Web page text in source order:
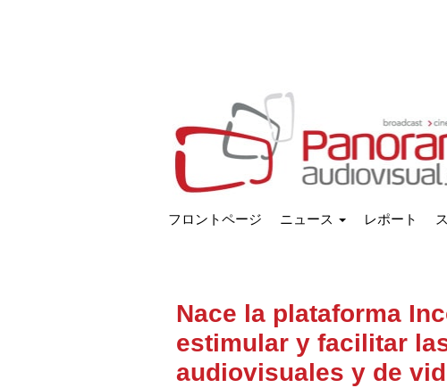
フロントページ ニュース レポート
Nace la plataforma
estimular y facilitar
audiovisuales y de